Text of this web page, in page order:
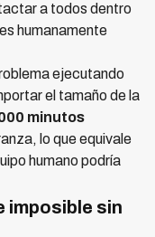
a todos dentro
humanamente
ejecutando
el tamaño de la
minutos
lo que equivale
humano podría
imposible sin